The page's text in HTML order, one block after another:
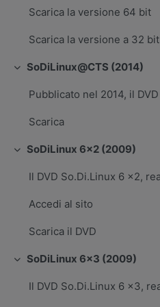
Scarica la versione 64 bit
Scarica la versione a 32 bit
Minimizza
SoDiLinux@CTS (2014)
Scarica
Minimizza
SoDiLinux 6x2 (2009)
Accedi al sito
Scarica il DVD
Minimizza
SoDiLinux 6x3 (2009)